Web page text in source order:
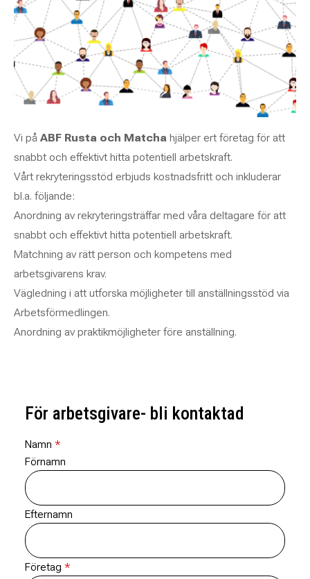
Vi på ABF Rusta och Matcha hjälper ert företag för att
snabbt och effektivt hitta potentiell arbetskraft.
Vårt rekryteringsstöd erbjuds kostnadsfritt och inkluderar
bl.a. följande:
Anordning av rekryteringsträffar med våra deltagare för att
snabbt och effektivt hitta potentiell arbetskraft.
Matchning av rätt person och kompetens med
arbetsgivarens krav.
Vägledning i att utforska möjligheter till anställningsstöd via
Arbetsförmedlingen.
Anordning av praktikmöjligheter före anställning.
För arbetsgivare- bli kontaktad
Namn
Förnamn
Efternamn
Företag